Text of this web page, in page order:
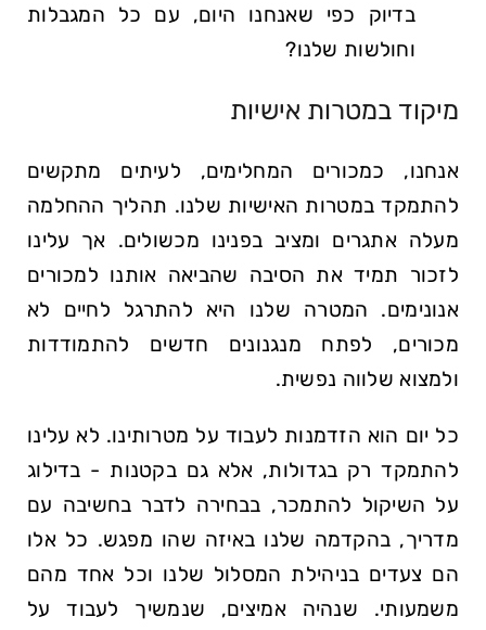
בדיוק כפי שאנחנו היום, עם כל המגבלות
וחולשות שלנו?
מיקוד במטרות אישיות
אנחנו, כמכורים המחלימים, לעיתים מתקשים
להתמקד במטרות האישיות שלנו. תהליך ההחלמה
מעלה אתגרים ומציב בפנינו מכשולים. אך עלינו
לזכור תמיד את הסיבה שהביאה אותנו למכורים
אנונימים. המטרה שלנו היא להתרגל לחיים לא
מכורים, לפתח מנגנונים חדשים להתמודדות
ולמצוא שלווה נפשית.
כל יום הוא הזדמנות לעבוד על מטרותינו. לא עלינו
להתמקד רק בגדולות, אלא גם בקטנות - בדילוג
על השיקול להתמכר, בבחירה לדבר בחשיבה עם
מדריך, בהקדמה שלנו באיזה שהו מפגש. כל אלו
הם צעדים בניהילת המסלול שלנו וכל אחד מהם
משמעותי. שנהיה אמיצים, שנמשיך לעבוד על